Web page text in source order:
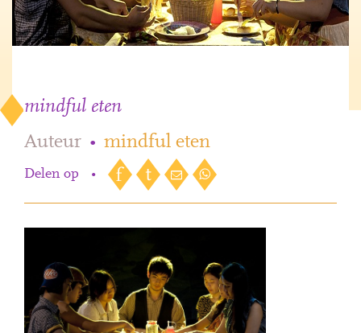
mindful eten
Auteur • mindful eten
Delen op •